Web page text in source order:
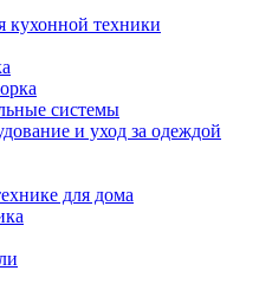
кухонной техники
системы
и уход за одеждой
для дома